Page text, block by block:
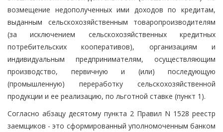
возмещение недополученных ими доходов по кредитам,
выданным сельскохозяйственным товаропроизводителям
(за исключением сельскохозяйственных кредитных
потребительских кооперативов), организациям и
индивидуальным предпринимателям, осуществляющим
производство, первичную и (или) последующую
(промышленную) переработку сельскохозяйственной
продукции и ее реализацию, по льготной ставке (пункт 1).
Согласно абзацу десятому пункта 2 Правил N 1528 реестр
заемщиков - это сформированный уполномоченным банком